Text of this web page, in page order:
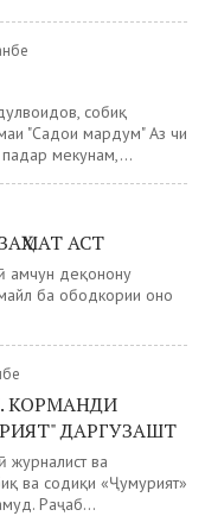
собиқ
"Садои мардум" Аз чи
мекунам,...
АСТ
деҳқонону
ба ободкории онҳо
КОРМАНДИ
ДАРГУЗАШТ
журналист ва
ва содиқи «Ҷумҳурият»
Раҷаб...